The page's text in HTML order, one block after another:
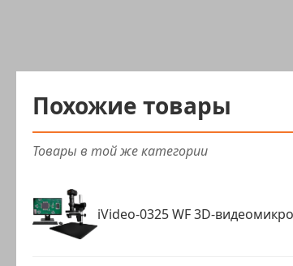
Похожие товары
Товары в той же категории
iVideo-0325 WF 3D-